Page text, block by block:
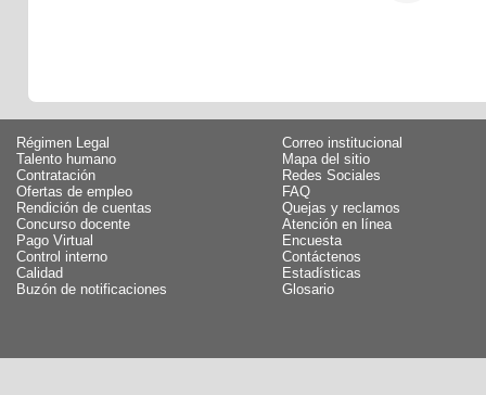
Régimen Legal
Talento humano
Contratación
Ofertas de empleo
Rendición de cuentas
Concurso docente
Pago Virtual
Control interno
Calidad
Buzón de notificaciones
Correo institucional
Mapa del sitio
Redes Sociales
FAQ
Quejas y reclamos
Atención en línea
Encuesta
Contáctenos
Estadísticas
Glosario